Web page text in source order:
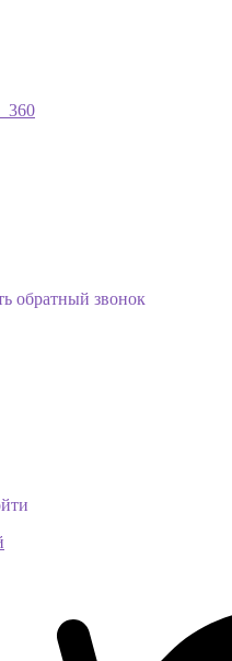
обратный звонок